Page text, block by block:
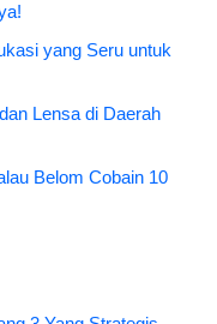
yang Seru untuk
Lensa di Daerah
Belom Cobain 10